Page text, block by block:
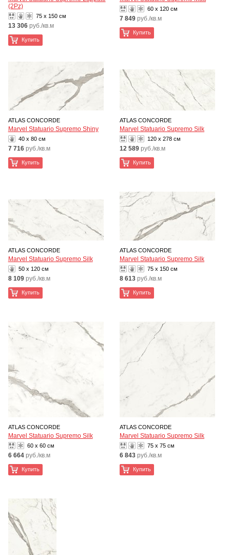
(2Pz)
75 x 150 см
13 306 руб./кв.м
Купить
60 x 120 см
7 849 руб./кв.м
Купить
ATLAS CONCORDE
Marvel Statuario Supremo Shiny
40 x 80 см
7 716 руб./кв.м
Купить
ATLAS CONCORDE
Marvel Statuario Supremo Silk
120 x 278 см
12 589 руб./кв.м
Купить
ATLAS CONCORDE
Marvel Statuario Supremo Silk
50 x 120 см
8 109 руб./кв.м
Купить
ATLAS CONCORDE
Marvel Statuario Supremo Silk
75 x 150 см
8 613 руб./кв.м
Купить
ATLAS CONCORDE
Marvel Statuario Supremo Silk
60 x 60 см
6 664 руб./кв.м
Купить
ATLAS CONCORDE
Marvel Statuario Supremo Silk
75 x 75 см
6 843 руб./кв.м
Купить